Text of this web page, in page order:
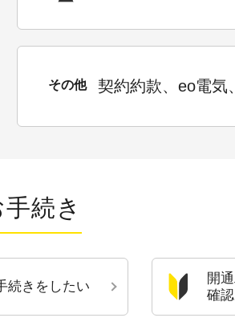
その他 契約約款、eo電気、
続き
続きをしたい
開
確